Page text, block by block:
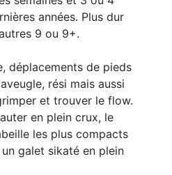
années. Plus dur
9 ou 9+.
déplacements de pieds
rési mais aussi
et trouver le flow.
en plein crux, le
les plus compacts
galet sikaté en plein